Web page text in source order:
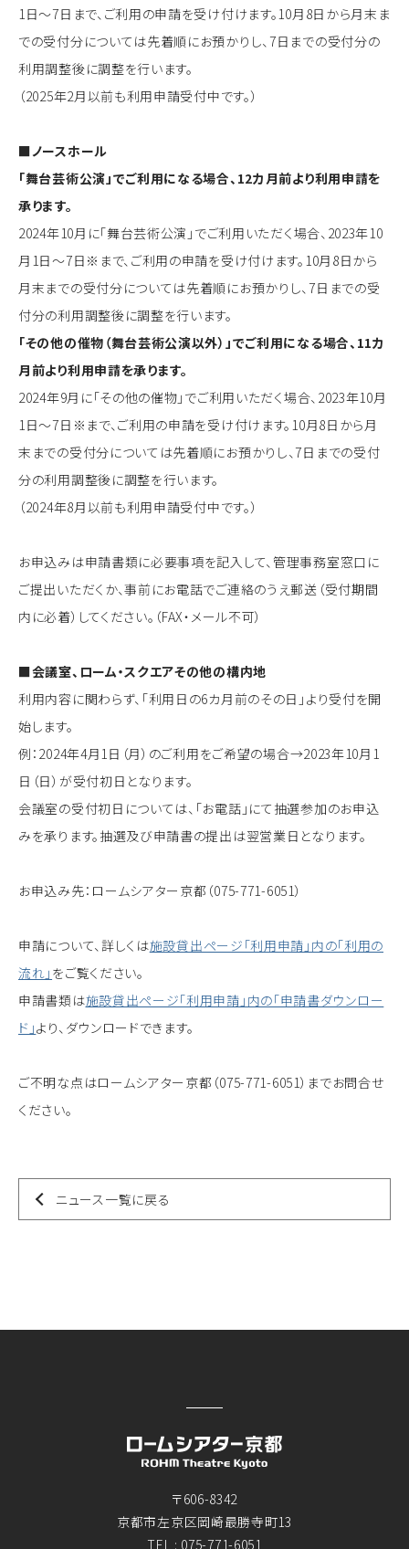
1日～7日まで、ご利用の申請を受け付けます。10月8日から月末ま
での受付分については先着順にお預かりし、7日までの受付分の
利用調整後に調整を行います。
（2025年2月以前も利用申請受付中です。）
■ノースホール
「舞台芸術公演」でご利用になる場合、12カ月前より利用申請を
承ります。
2024年10月に「舞台芸術公演」でご利用いただく場合、2023年10
月1日～7日※まで、ご利用の申請を受け付けます。10月8日から
月末までの受付分については先着順にお預かりし、7日までの受
付分の利用調整後に調整を行います。
「その他の催物（舞台芸術公演以外）」でご利用になる場合、11カ
月前より利用申請を承ります。
2024年9月に「その他の催物」でご利用いただく場合、2023年10月
1日～7日※まで、ご利用の申請を受け付けます。10月8日から月
末までの受付分については先着順にお預かりし、7日までの受付
分の利用調整後に調整を行います。
（2024年8月以前も利用申請受付中です。）
お申込みは申請書類に必要事項を記入して、管理事務室窓口に
ご提出いただくか、事前にお電話でご連絡のうえ郵送（受付期間
内に必着）してください。（FAX・メール不可）
■会議室、ローム・スクエアその他の構内地
利用内容に関わらず、「利用日の6カ月前のその日」より受付を開
始します。
例：2024年4月1日（月）のご利用をご希望の場合→2023年10月1
日（日）が受付初日となります。
会議室の受付初日については、「お電話」にて抽選参加のお申込
みを承ります。抽選及び申請書の提出は翌営業日となります。
お申込み先：ロームシアター京都（075-771-6051）
申請について、詳しくは施設貸出ページ「利用申請」内の「利用の
流れ」 をご覧ください。
申請書類は施設貸出ページ「利用申請」内の「申請書ダウンロー
ド」より、ダウンロードできます。
ご不明な点はロームシアター京都（075-771-6051）までお問合せ
ください。
ニュース一覧に戻る
〒606-8342
京都市左京区岡崎最勝寺町13
TEL : 075-771-6051